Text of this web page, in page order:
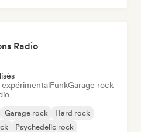
Radio
expérimentalFunkGarage rock
Garage rock
Hard rock
Psychedelic rock